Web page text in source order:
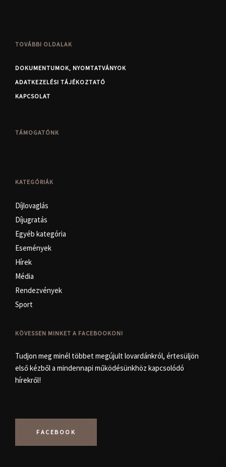
TOVÁBBI OLDALAK
DOKUMENTUMOK, NYOMTATVÁNYOK
ADATKEZELÉSI TÁJÉKOZTATÓ
KAPCSOLAT
TÁMOGATÓNK
KATEGÓRIÁK
Díjlovaglás
Díjugratás
Egyéb kategória
Események
Hírek
Média
Rendezvények
Sport
KÖVESSEN MINKET A FACEBOOKON!
Tudjon meg minél többet megújult lovardánkról, értesüljön
első kézből a mindennapi működésünkhöz kapcsolódó
hírekről!
FACEBOOK